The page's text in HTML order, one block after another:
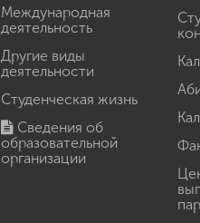
Международная
деятельность
Другие виды
деятельности
Студенческая жизнь
Сведения об
образовательной
организации